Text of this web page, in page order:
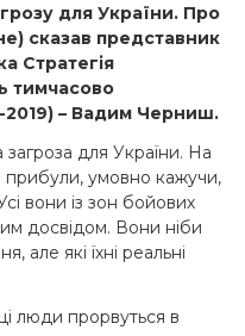
для України. Про
сказав представник
Стратегія
тимчасово
2019) – Вадим Черниш.
загроза для України. На
прибули, умовно кажучи,
вони із зон бойових
досвідом. Вони ніби
але які їхні реальні
люди прорвуться в